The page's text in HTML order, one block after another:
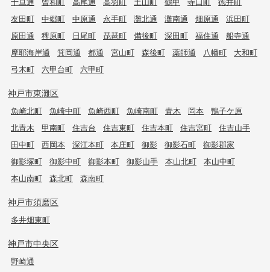
友田町
中郷町 中原通 永手町 灘北通 灘南通 畑原通
浜田町
原田通
稗原町 日尾町 琵琶町 備後町 深田町 福住通
船寺通
摩耶海岸通
箕岡通 都通 宮山町 森後町 薬師通 八幡町
大和町
弓木町
六甲台町 六甲町
神戸市東灘区
魚崎北町 魚崎中町 魚崎西町 魚崎南町 青木 岡本
鴨子ケ原
北青木
甲南町 住吉台 住吉東町 住吉本町 住吉宮町
住吉山手
田中町
西岡本 深江本町 本庄町 御影 御影石町
御影郡家
御影塚町
御影中町 御影本町 御影山手 本山北町
本山中町
本山南町
森北町 森南町
神戸市須磨区
多井畑東町
神戸市中央区
野崎通